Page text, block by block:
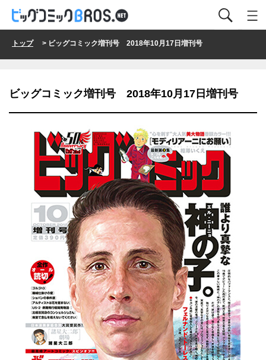
トップ> ビッグコミック増刊号 2018年10月17日増刊号
ビッグコミック増刊号 2018年10月17日増刊号